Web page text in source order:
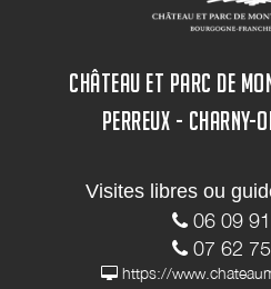
CHÂTEAU ET PARC DE
PERREUX - CHARNY-
Visites libres ou
06 09
07 62
https://